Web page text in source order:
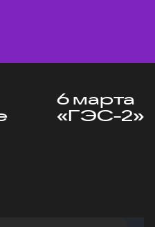
6 марта
«ГЭС-2»